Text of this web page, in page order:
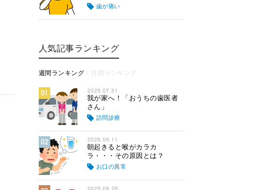
歯が痛い
人気記事ランキング
週間ランキング 月間ランキング
01 2026.07.31
我が家へ！「おうちの歯医者
さん」
訪問診療
02 2026.06.11
朝起きると喉がカラカ
ラ・・・その原因とは？
お口の異常
2025.08.26